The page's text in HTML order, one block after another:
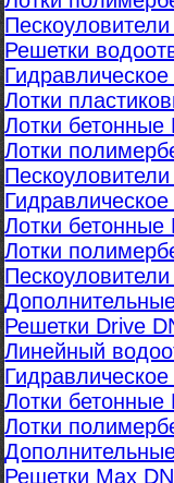
Решетки
Лотки
Лотки бетонные
Лотки
Лотки бетонные
Лотки
Решетки Drive
Линейный
Лотки бетонные
Лотки
Решетки Max